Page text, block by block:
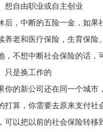
想自由职业或自主创业
后，中断的五险一金，如果
养老和医疗保险，生育保
，不想中断社会保险的话，
只是换工作的
你的新公司还在同一个城
打算，你需要去原来支付
可以把以前的社会保险转移